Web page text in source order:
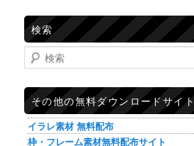
検索
検索
その他の無料ダウンロードサイト
イラレ素材 無料配布
枠・フレーム素材無料配布サイト